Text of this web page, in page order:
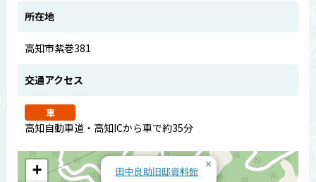
所在地
高知市紫巻381
交通アクセス
車
高知自動車道・高知ICから車で約35分
田中良助旧邸資料館
×
+